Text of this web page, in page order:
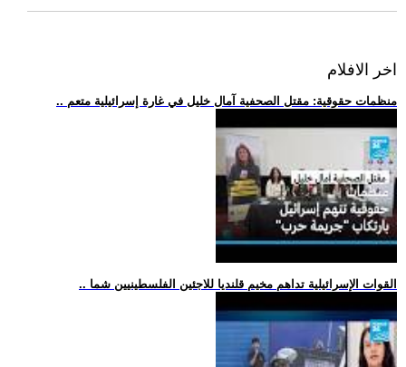
اخر الافلام
.. منظمات حقوقية: مقتل الصحفية آمال خليل في غارة إسرائيلية متعم
.. القوات الإسرائيلية تداهم مخيم قلنديا للاجئين الفلسطينيين شما